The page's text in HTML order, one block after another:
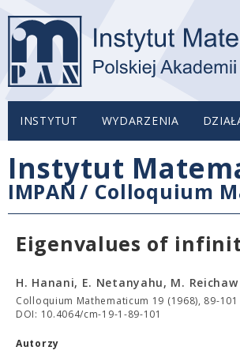
INSTYTUT WYDARZENIA
Instytut
IMPAN / Colloquium
Eigenvalues of
H. Hanani, E. Netanyahu, M. Reichaw
Colloquium Mathematicum 19 (1968), 89-101
DOI: 10.4064/cm-19-1-89-101
Autorzy